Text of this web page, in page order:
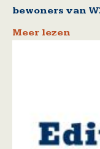
bewoners van
Meer lezen